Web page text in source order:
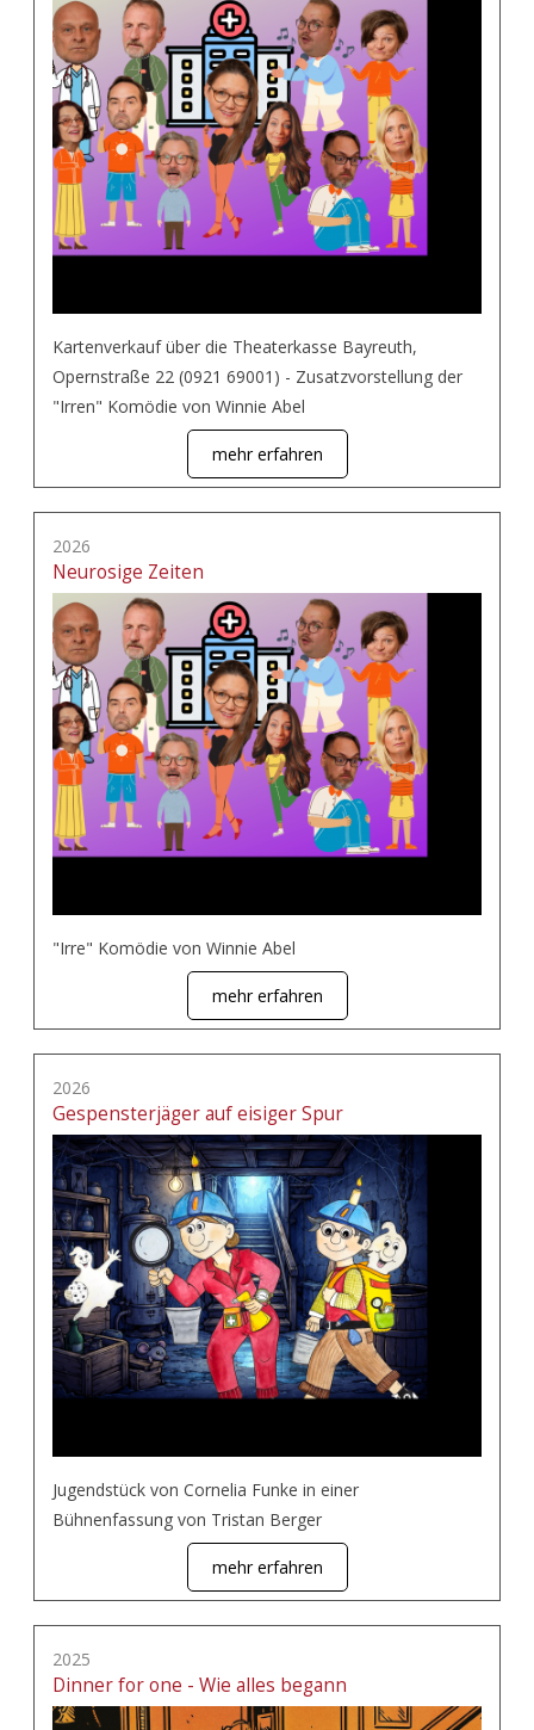
Kartenverkauf über die Theaterkasse Bayreuth,
Opernstraße 22 (0921 69001) - Zusatzvorstellung der
"Irren" Komödie von Winnie Abel
mehr erfahren
2026
Neurosige Zeiten
"Irre" Komödie von Winnie Abel
mehr erfahren
2026
Gespensterjäger auf eisiger Spur
Jugendstück von Cornelia Funke in einer
Bühnenfassung von Tristan Berger
mehr erfahren
2025
Dinner for one - Wie alles begann